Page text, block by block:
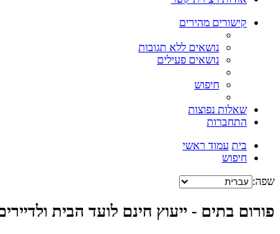
קישורים מהירים
נושאים ללא תגובות
נושאים פעילים
חיפוש
שאלות נפוצות
התחברות
בית עמוד ראשי
חיפוש
שפה:
פורום בתים - ייעוץ חינם לועד הבית